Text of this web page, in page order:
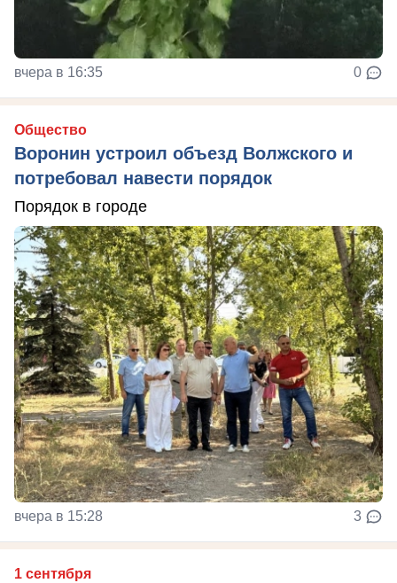
вчера в 16:35 0
Общество
Воронин устроил объезд Волжского и
потребовал навести порядок
Порядок в городе
вчера в 15:28 3
1 сентября